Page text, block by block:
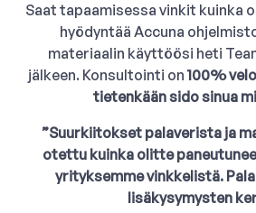
Saat tapaamisessa vinkit kuinka
hyödyntää Accuna
materiaalin käyttöösi heti
jälkeen. Konsultointi on 100%
tietenkään sido sinua
”Suurkiitokset palaverista ja
otettu kuinka olitte
yrityksemme vinkkelistä.
lisäkysymysten